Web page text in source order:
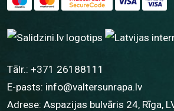
Tālr.: +371 26188111
E-pasts: info@valtersunrapa.lv
Adrese: Aspazijas bulvāris 24, Rīga,